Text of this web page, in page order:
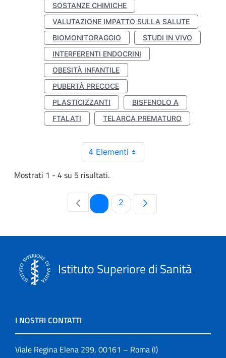
SOSTANZE CHIMICHE
VALUTAZIONE IMPATTO SULLA SALUTE
BIOMONITORAGGIO
STUDI IN VIVO
INTERFERENTI ENDOCRINI
OBESITÀ INFANTILE
PUBERTÀ PRECOCE
PLASTICIZZANTI
BISFENOLO A
FTALATI
TELARCA PREMATURO
4 Elementi
Mostrati 1 - 4 su 5 risultati.
PaginaPagina
2
Istituto Superiore di Sanità
I NOSTRI CONTATTI
Viale Regina Elena 299, 00161 – Roma (I)